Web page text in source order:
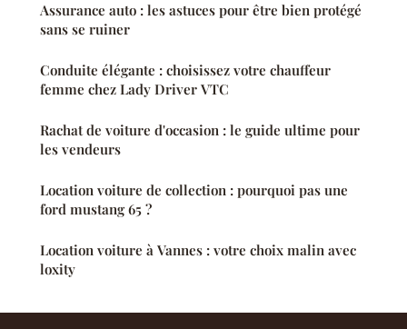
Assurance auto : les astuces pour être bien protégé
sans se ruiner
Conduite élégante : choisissez votre chauffeur
femme chez Lady Driver VTC
Rachat de voiture d'occasion : le guide ultime pour
les vendeurs
Location voiture de collection : pourquoi pas une
ford mustang 65 ?
Location voiture à Vannes : votre choix malin avec
loxity